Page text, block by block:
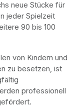
neue Stücke für
jeder Spielzeit
90 bis 100
von Kindern und
zu besetzen, ist
professionell